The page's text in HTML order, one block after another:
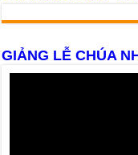
GIẢNG LỄ CHÚA